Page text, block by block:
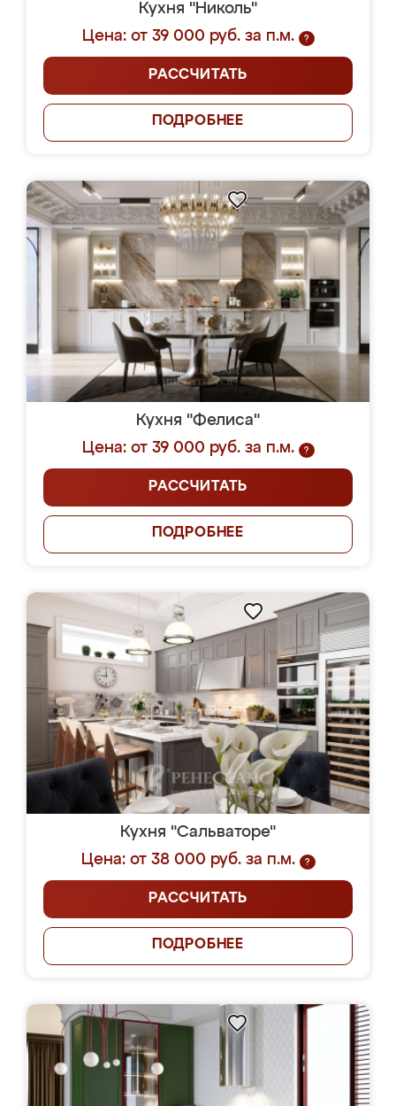
Кухня "Николь"
Цена: от 39 000 руб. за п.м.
?
РАССЧИТАТЬ
ПОДРОБНЕЕ
Кухня "Фелиса"
Цена: от 39 000 руб. за п.м.
?
РАССЧИТАТЬ
ПОДРОБНЕЕ
Кухня "Сальваторе"
Цена: от 38 000 руб. за п.м.
?
РАССЧИТАТЬ
ПОДРОБНЕЕ